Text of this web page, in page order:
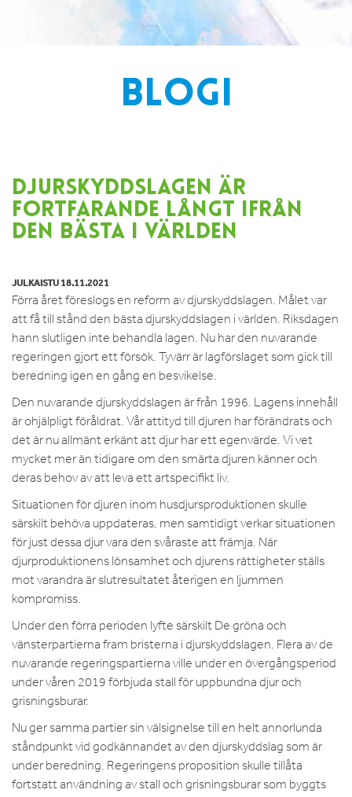
BLOGI
DJURSKYDDSLAGEN ÄR
FORTFARANDE LÅNGT IFRÅN
DEN BÄSTA I VÄRLDEN
JULKAISTU 18.11.2021
Förra året föreslogs en reform av djurskyddslagen. Målet var
att få till stånd den bästa djurskyddslagen i världen. Riksdagen
hann slutligen inte behandla lagen. Nu har den nuvarande
regeringen gjort ett försök. Tyvärr är lagförslaget som gick till
beredning igen en gång en besvikelse.
Den nuvarande djurskyddslagen är från 1996. Lagens innehåll
är ohjälpligt föråldrat. Vår attityd till djuren har förändrats och
det är nu allmänt erkänt att djur har ett egenvärde. Vi vet
mycket mer än tidigare om den smärta djuren känner och
deras behov av att leva ett artspecifikt liv.
Situationen för djuren inom husdjursproduktionen skulle
särskilt behöva uppdateras, men samtidigt verkar situationen
för just dessa djur vara den svåraste att främja. När
djurproduktionens lönsamhet och djurens rättigheter ställs
mot varandra är slutresultatet återigen en ljummen
kompromiss.
Under den förra perioden lyfte särskilt De gröna och
vänsterpartierna fram bristerna i djurskyddslagen. Flera av de
nuvarande regeringspartierna ville under en övergångsperiod
under våren 2019 förbjuda stall för uppbundna djur och
grisningsburar.
Nu ger samma partier sin välsignelse till en helt annorlunda
ståndpunkt vid godkännandet av den djurskyddslag som är
under beredning. Regeringens proposition skulle tillåta
fortstatt användning av stall och grisningsburar som byggts